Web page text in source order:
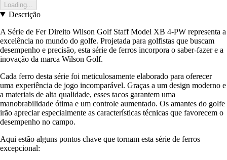
Loading...
Descrição
A Série de Fer Direito Wilson Golf Staff Model XB 4-PW representa a
excelência no mundo do golfe. Projetada para golfistas que buscam
desempenho e precisão, esta série de ferros incorpora o saber-fazer e a
inovação da marca Wilson Golf.
Cada ferro desta série foi meticulosamente elaborado para oferecer
uma experiência de jogo incomparável. Graças a um design moderno e
a materiais de alta qualidade, esses tacos garantem uma
manobrabilidade ótima e um controle aumentado. Os amantes do golfe
irão apreciar especialmente as características técnicas que favorecem o
desempenho no campo.
Aqui estão alguns pontos chave que tornam esta série de ferros
excepcional: